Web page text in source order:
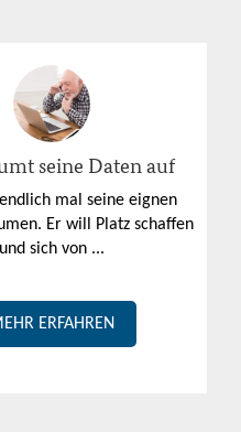
seine Daten auf
mal seine eignen
Er will Platz schaffen
und sich von ...
ERFAHREN